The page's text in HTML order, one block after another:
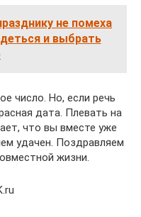
не помеха
и выбрать
число. Но, если речь
дата. Плевать на
что вы вместе уже
удачен. Поздравляем
жизни.